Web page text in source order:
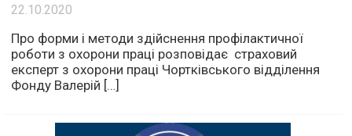
22.10.2020
Про форми і методи здійснення профілактичної
роботи з охорони праці розповідає страховий
експерт з охорони праці Чортківського відділення
Фонду Валерій […]